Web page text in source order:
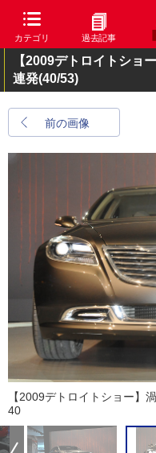
カテゴリ 過去記事
【2009デトロイトショ
連発(40/53)
前の画像
【2009デトロイトショー】
40